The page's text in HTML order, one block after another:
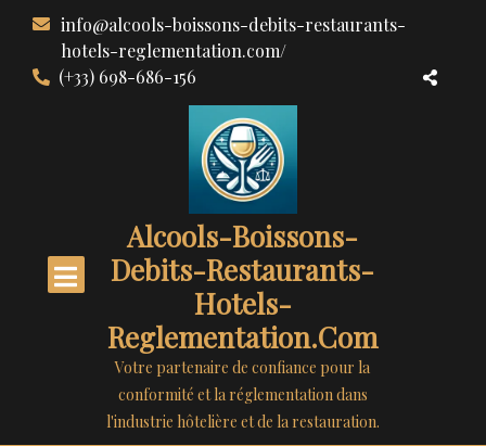
contenu
info@alcools-boissons-debits-restaurants-
hotels-reglementation.com/
(+33) 698-686-156
Alcools-Boissons-
Debits-Restaurants-
Hotels-
Reglementation.com
Votre partenaire de confiance pour la
conformité et la réglementation dans
l'industrie hôtelière et de la restauration.